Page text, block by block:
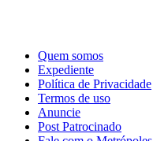
Quem somos
Expediente
Política de Privacidade
Termos de uso
Anuncie
Post Patrocinado